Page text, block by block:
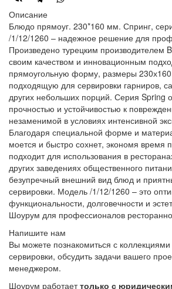
Описание
Блюдо прямоуг. 230*160 мм. Спринг,
/1/12/1260 – надежное решение для
Произведено турецким производителем
своим качеством и инновационным
прямоугольную форму, размеры
подходящую для сервировки гарниров,
других небольших порций. Серия Spring
прочностью и устойчивостью к
незаменимой в условиях интенсивной
Благодаря специальной форме и
моется и быстро сохнет, экономя время
подходит для использования в
других заведениях общественного
безупречный внешний вид блюд и
сервировки. Модель /1/12/1260 – это
функциональности, долговечности и
Шоурум для профессионалов
Напишите нам
Вы можете познакомиться с
сервировки, обсудить задачи вашего
менеджером.
Шоурум работаеттолько с